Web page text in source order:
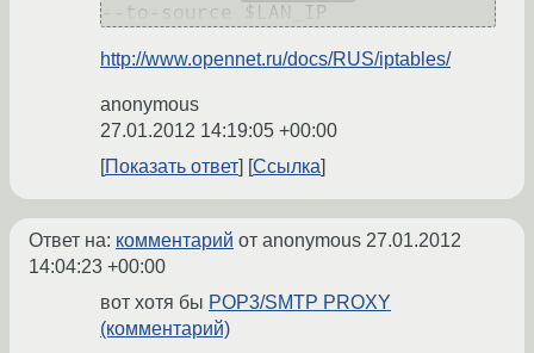
--to-source $LAN_IP
http://www.opennet.ru/docs/RUS/iptables/
anonymous
27.01.2012 14:19:05 +00:00
Показать ответ
Ссылка
Ответ на: комментарий от anonymous 27.01.2012
14:04:23 +00:00
вот хотя бы POP3/SMTP PROXY
(комментарий)